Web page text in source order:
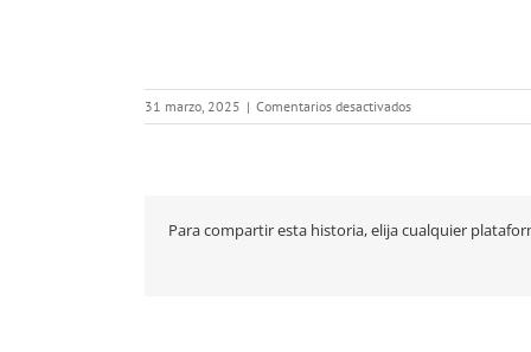
31 marzo, 2025 | Comentarios desactivadosen
mutual
Para compartir esta historia, elija cualquier